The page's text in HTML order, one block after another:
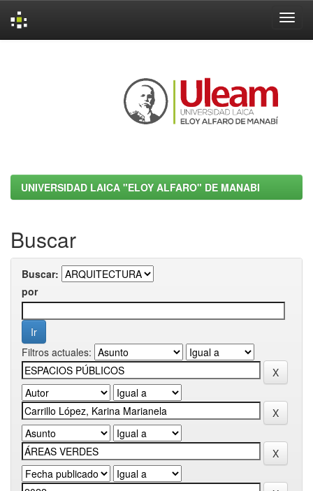
UNIVERSIDAD LAICA "ELOY ALFARO" DE MANABI
Buscar
Buscar:
por
Filtros actuales: